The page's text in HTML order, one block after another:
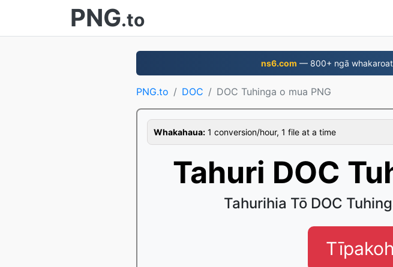
PNG.to
ns6.com — 800+ ngā
PNG.to DOC DOC Tuhinga o mua PNG
Whakahaua: 1 conversion/hour, 1 file at a time
Tahuri DOC
Tahurihia Tō DOC